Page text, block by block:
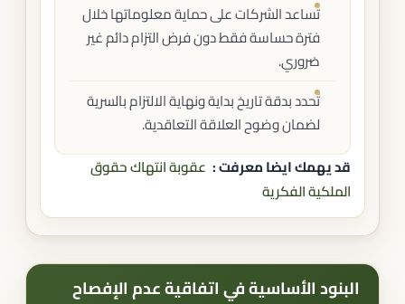
تساعد الشركات على حماية معلوماتها خلال
فترة حساسة فقط دون فرض التزام دائم غير
ضروري.
تُحدد بدقة تاريخ بداية ونهاية الالتزام بالسرية
لضمان وضوح العلاقة التعاقدية.
قد يهمك ايضا معرفت : عقوبة انتهاك حقوق
الملكية الفكرية
البنود الأساسية في اتفاقية عدم الإفصاح